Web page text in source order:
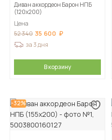
Диван аккордеон Барон НПБ
(120х200)
Цена
52 340 35 600
за 3 дня
В корзину
-32%